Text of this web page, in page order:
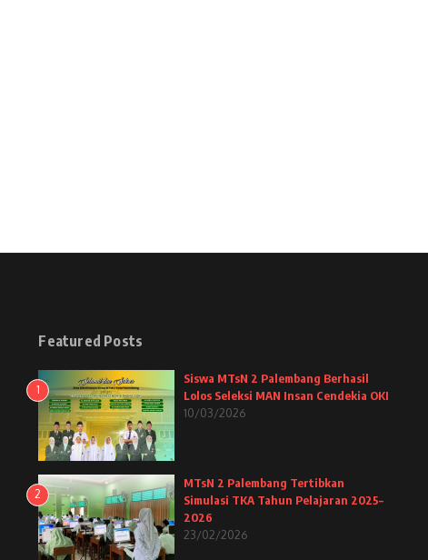
Featured Posts
1
Siswa MTsN 2 Palembang Berhasil
Lolos Seleksi MAN Insan Cendekia OKI
10/03/2026
2
MTsN 2 Palembang Tertibkan
Simulasi TKA Tahun Pelajaran 2025–
2026
23/02/2026